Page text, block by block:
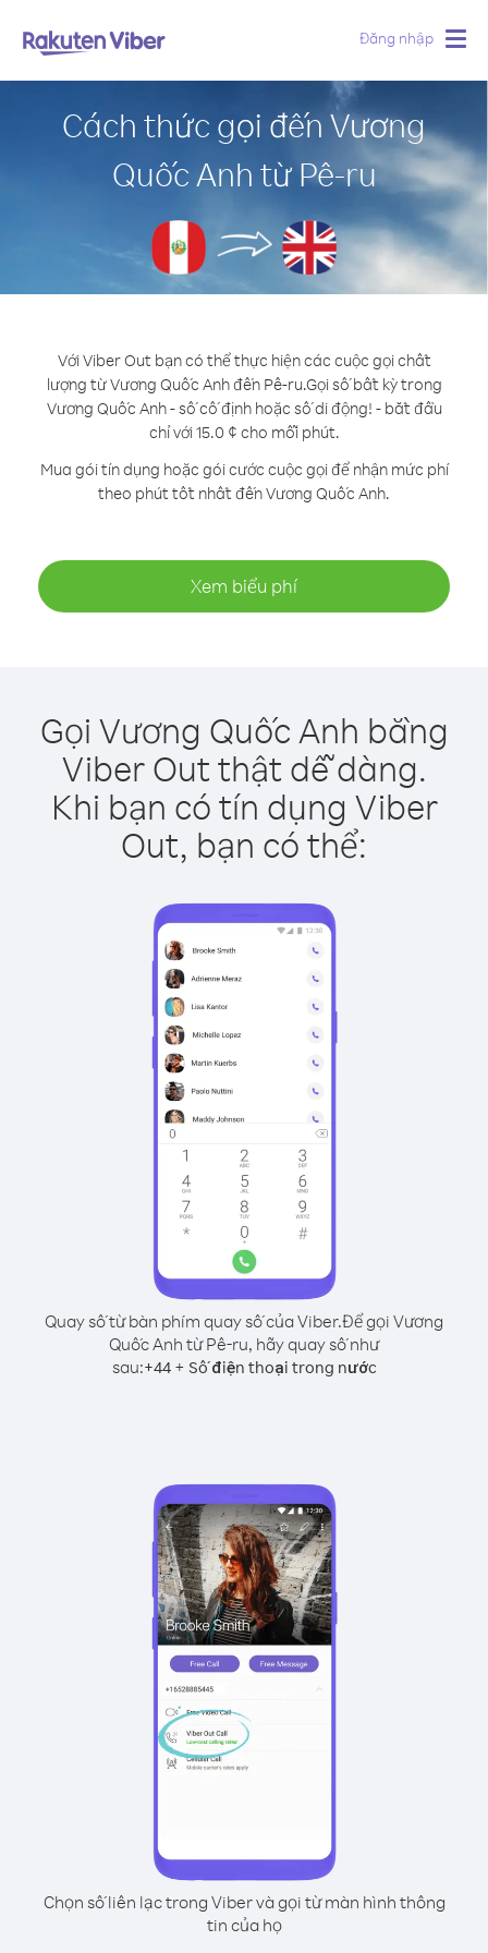
Đăng nhập
Cách thức gọi đến Vương
Quốc Anh từ Pê-ru
Với Viber Out bạn có thể thực hiện các cuộc gọi chất
lượng từ Vương Quốc Anh đến Pê-ru.Gọi số bất kỳ trong
Vương Quốc Anh - số cố định hoặc số di động! - bắt đầu
chỉ với 15.0 ¢ cho mỗi phút.
Mua gói tín dụng hoặc gói cước cuộc gọi để nhận mức phí
theo phút tốt nhất đến Vương Quốc Anh.
Xem biểu phí
Gọi Vương Quốc Anh bằng
Viber Out thật dễ dàng.
Khi bạn có tín dụng Viber
Out, bạn có thể:
Quay số từ bàn phím quay số của Viber.Để gọi Vương
Quốc Anh từ Pê-ru, hãy quay số như
sau:+44+ Số điện thoại trong nước
Chọn số liên lạc trong Viber và gọi từ màn hình thông
tin của họ